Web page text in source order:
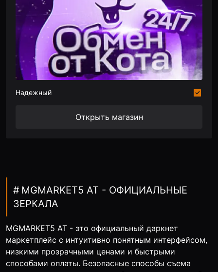
Надежный
Открыть магазин
MGMARKET5 AT - ОФИЦИАЛЬНЫЕ
ЗЕРКАЛА
MGMARKET5 AT - это официальный даркнет
маркетплейс с интуитивно понятным интерфейсом,
низкими прозрачными ценами и быстрыми
способами оплаты. Безопасные способы съема